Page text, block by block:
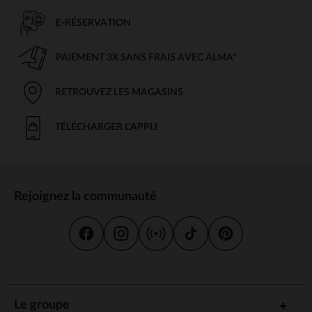
E-RÉSERVATION
PAIEMENT 3X SANS FRAIS AVEC ALMA*
RETROUVEZ LES MAGASINS
TÉLÉCHARGER L'APPLI
Rejoignez la communauté
Le groupe